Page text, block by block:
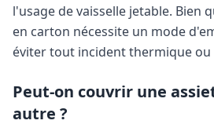
l'usage de vaisselle jetable. Bien
en carton nécessite un mode
éviter tout incident thermique ou
Peut-on couvrir une
autre ?